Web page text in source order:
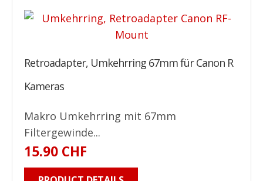
Retroadapter, Umkehrring 67mm für Canon R
Kameras
Makro Umkehrring mit 67mm
Filtergewinde...
15.90 CHF